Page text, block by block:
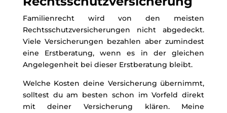
Familienrecht wird von den meisten
Rechtsschutzversicherungen nicht abgedeckt.
Viele Versicherungen bezahlen aber zumindest
eine Erstberatung, wenn es in der gleichen
Angelegenheit bei dieser Erstberatung bleibt.
Welche Kosten deine Versicherung übernimmt,
solltest du am besten schon im Vorfeld direkt
mit deiner Versicherung klären. Meine